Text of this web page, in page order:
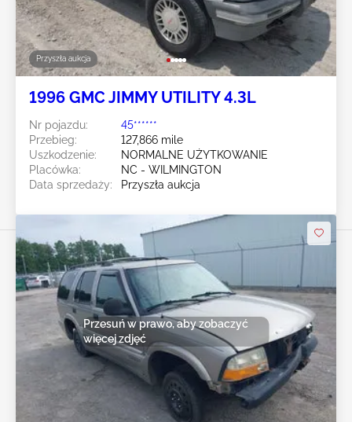
Przyszła aukcja
1996 GMC JIMMY UTILITY 4.3L
Nr pojazdu:
45******
Przebieg:
127,866 mile
Uszkodzenie:
NORMALNE UŻYTKOWANIE
Placówka:
NC - WILMINGTON
Data sprzedaży:
Przyszła aukcja
Przesuń w prawo, aby zobaczyć
więcej zdjęć